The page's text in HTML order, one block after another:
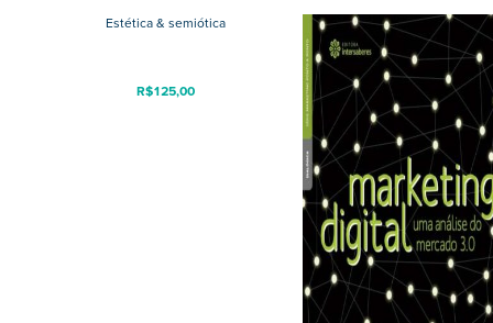
Estética & semiótica
R$125,00